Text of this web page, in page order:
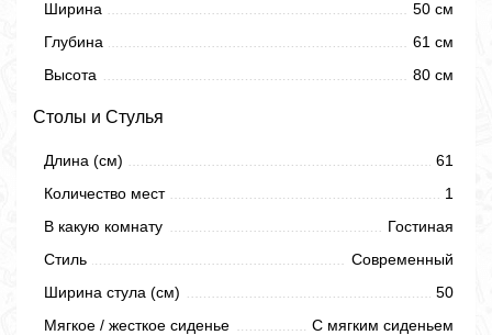
Ширина
50 см
Глубина
61 см
Высота
80 см
Столы и Стулья
Длина (см)
61
Количество мест
1
В какую комнату
Гостиная
Стиль
Современный
Ширина стула (см)
50
Мягкое / жесткое сиденье
С мягким сиденьем